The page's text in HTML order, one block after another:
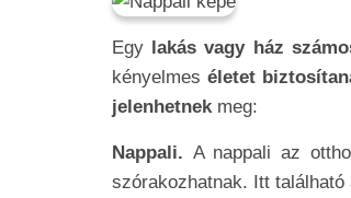
Egy lakás vagy ház
kényelmes életet
jelenhetnekmeg:
Nappali. A nappali az
szórakozhatnak. Itt